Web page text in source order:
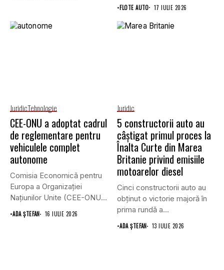
•FLOTE AUTO 17 IULIE 2026
JuridicTehnologie
CEE-ONU a adoptat cadrul
de reglementare pentru
vehiculele complet
autonome
Comisia Economică pentru
Europa a Organizației
Națiunilor Unite (CEE-ONU)
a adoptat primul...
•ADA ȘTEFAN 16 IULIE 2026
Juridic
5 constructorii auto au
câștigat primul proces la
Înalta Curte din Marea
Britanie privind emisiile
motoarelor diesel
Cinci constructorii auto au
obținut o victorie majoră în
prima rundă a...
•ADA ȘTEFAN 13 IULIE 2026